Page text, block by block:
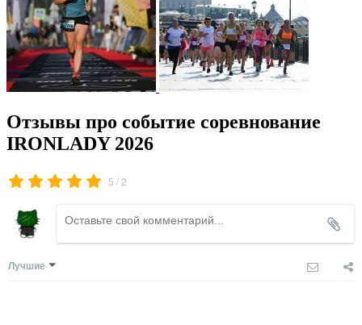
Отзывы про событие соревнование
IRONLADY 2026
5 /2
Лучшие